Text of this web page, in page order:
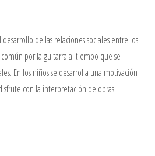
de las relaciones sociales entre los
por la guitarra al tiempo que se
En los niños se desarrolla una motivación
con la interpretación de obras